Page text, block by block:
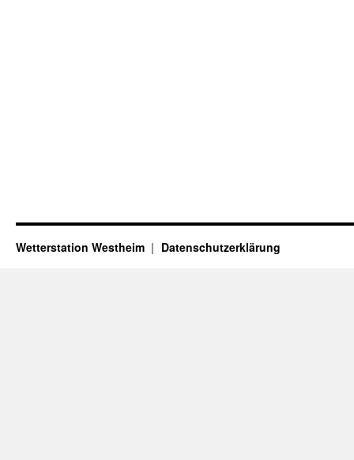
Wetterstation Westheim Datenschutzerklärung